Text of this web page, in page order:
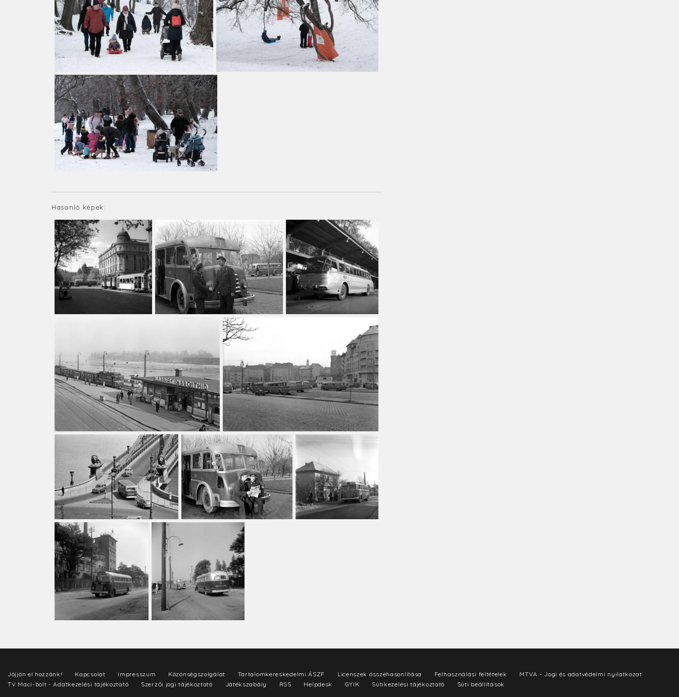
Hasonló képek:
Jöjjön el hozzánk! Kapcsolat Impresszum Közönségszolgálat Tartalomkereskedelmi ÁSZF Licenszek összehasonlítása Felhasználási feltételek
MTVA - Jogi és adatvédelmi nyilatkozat
TV Maci-bolt - Adatkezelési tájékoztató
Szerzői jogi tájékoztató Játékszabály RSS Helpdesk GYIK Sütikezelési tájékoztató Süti beállítások